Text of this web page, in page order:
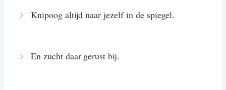
Knipoog altijd naar jezelf in de spiegel.
En zucht daar gerust bij.